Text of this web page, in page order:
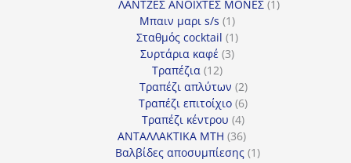
προϊόν
ΛΑΝΤΖΕΣ ΑΝΟΙΧΤΕΣ ΜΟΝΕΣ 11
Μπαιν μαρι s/s 11
προϊόν
Σταθμός cocktail 11
Συρτάρια καφέ 33
Τραπέζια 1212
προϊόντα
Τραπέζι απλύτων 22
προϊόντα
Τραπέζι επιτοίχιο 66
προϊόντα
Τραπέζι κέντρου 44
προϊόντα
ΑΝΤΑΛΛΑΚΤΙΚΑ MTH 3636
προϊόντα
Βαλβίδες αποσυμπίεσης 11